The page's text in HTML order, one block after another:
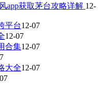
app获取茅台攻略详解 12-
平台12-07
12-07
合集12-07
大全12-07